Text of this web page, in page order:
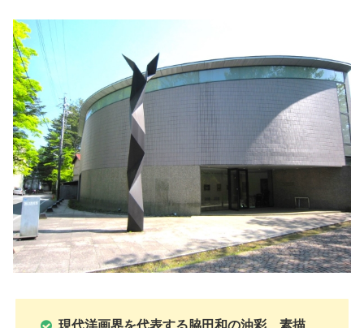
現代洋画界を代表する脇田和の油彩、素描、